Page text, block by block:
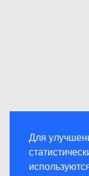
Для